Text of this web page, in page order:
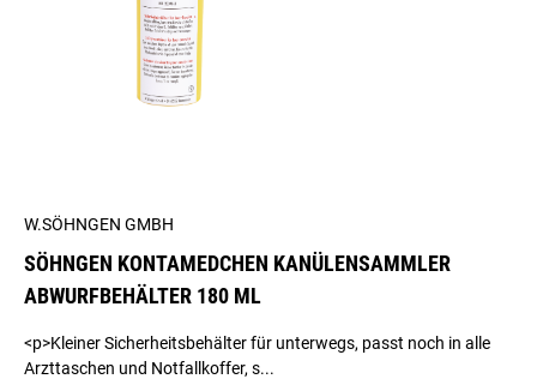
W.SÖHNGEN GMBH
SÖHNGEN KONTAMEDCHEN KANÜLENSAMMLER
ABWURFBEHÄLTER 180 ML
<p>Kleiner Sicherheitsbehälter für unterwegs, passt noch in alle
Arzttaschen und Notfallkoffer, s...